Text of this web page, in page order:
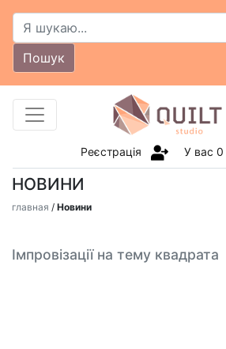
Пошук
Реєстрація У вас 0
НОВИНИ
главная / Новини
Імпровізації на тему квадрата